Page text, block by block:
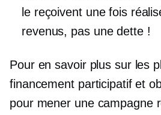
le reçoivent une fois
revenus, pas une dette !
Pour en savoir plus sur les
financement participatif et
pour mener une campagne